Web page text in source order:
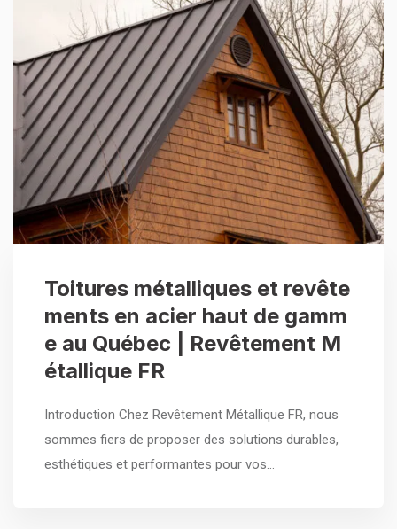
Toitures métalliques et revête
ments en acier haut de gamm
e au Québec | Revêtement M
étallique FR
Introduction Chez Revêtement Métallique FR, nous
sommes fiers de proposer des solutions durables,
esthétiques et performantes pour vos…